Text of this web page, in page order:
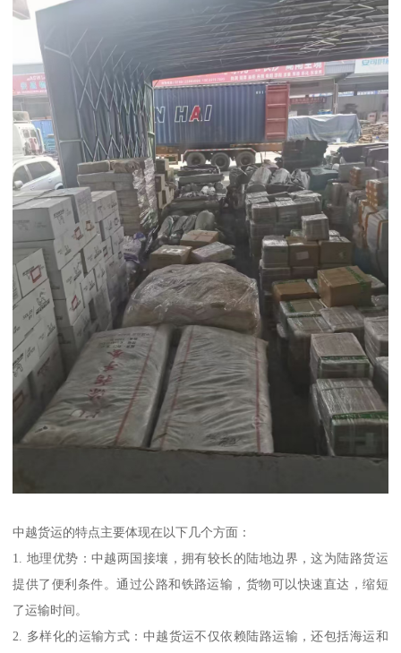
中越货运的特点主要体现在以下几个方面：
1. 地理优势：中越两国接壤，拥有较长的陆地边界，这为陆路货运
提供了便利条件。通过公路和铁路运输，货物可以快速直达，缩短
了运输时间。
2. 多样化的运输方式：中越货运不仅依赖陆路运输，还包括海运和